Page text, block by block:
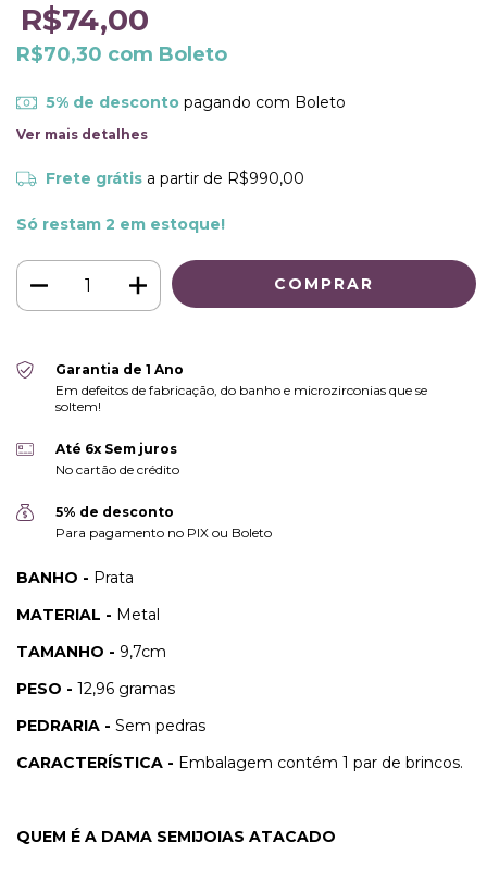
R$74,00
R$70,30 com Boleto
5% de descontopagando com Boleto
Ver mais detalhes
Frete grátis a partir de R$990,00
Só restam 2 em estoque!
Garantia de 1 Ano
Em defeitos de fabricação, do banho e microzirconias que se
soltem!
Até 6x Sem juros
No cartão de crédito
5% de desconto
Para pagamento no PIX ou Boleto
BANHO - Prata
MATERIAL - Metal
TAMANHO - 9,7cm
PESO - 12,96 gramas
PEDRARIA - Sem pedras
CARACTERÍSTICA - Embalagem contém 1 par de brincos.
QUEM É A DAMA SEMIJOIAS ATACADO